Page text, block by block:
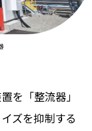
を「整流器」
ズを抑制する